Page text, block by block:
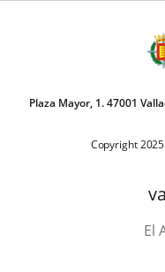
Plaza Mayor, 1. 47001
Copyright
El